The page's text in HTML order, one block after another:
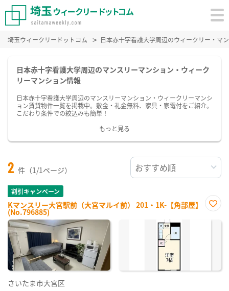
埼玉ウィークリードットコム 日本赤十字看護大学周辺のウィークリー・マ
日本赤十字看護大学周辺のマンスリーマンション・ウィーク
リーマンション情報
日本赤十字看護大学周辺のマンスリーマンション・ウィークリーマンシ
ョン賃貸物件一覧を掲載中。敷金・礼金無料、家具・家電付をご紹介。
こだわり条件での絞込みも簡単！
もっと見る
2 件（1/1ページ）
割引キャンペーン
Kマンスリー大宮駅前（大宮マルイ前） 201・1K-【角部屋】
(No.796885)
に入
さいたま市大宮区